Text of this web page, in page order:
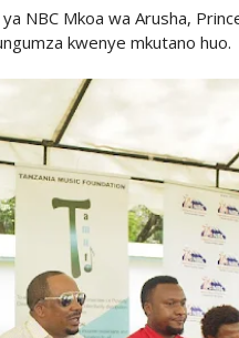
NBC Mkoa wa Arusha,
kwenye mkutano huo.